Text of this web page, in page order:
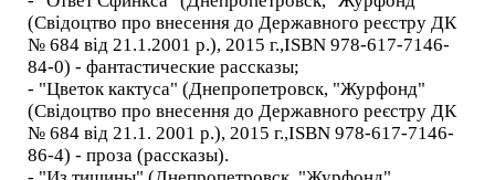
(Свідоцтво про внесення до Державного реєстру ДК
№ 684 від 21.1.2001 р.), 2015 г.,ISBN 978-617-7146-
84-0) - фантастические рассказы;
- "Цветок кактуса" (Днепропетровск, "Журфонд"
(Свідоцтво про внесення до Державного реєстру ДК
№ 684 від 21.1. 2001 р.), 2015 г.,ISBN 978-617-7146-
86-4) - проза (рассказы).